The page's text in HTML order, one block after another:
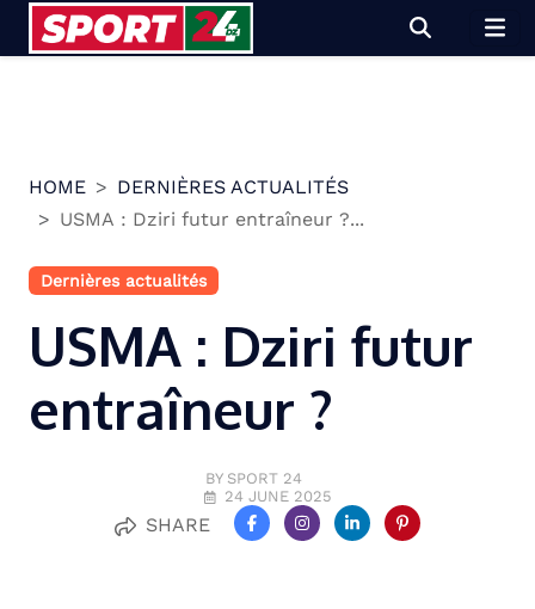
HOME
DERNIÈRES ACTUALITÉS
USMA : Dziri futur entraîneur ?...
Dernières actualités
USMA : Dziri futur
entraîneur ?
BY SPORT 24
24 JUNE 2025
SHARE